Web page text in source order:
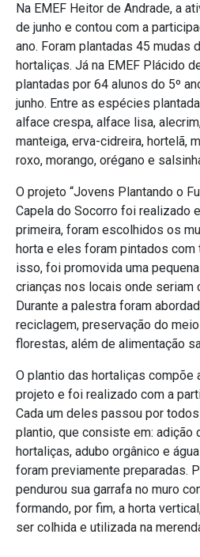
Na EMEF Heitor de Andrade, a
de junho e contou com a
ano. Foram plantadas 45
hortaliças. Já na EMEF Plácido
plantadas por 64 alunos do 5º
junho. Entre as espécies
alface crespa, alface lisa,
manteiga, erva-cidreira, hortelã,
roxo, morango, orégano e
O projeto “Jovens Plantando o
Capela do Socorro foi realizado
primeira, foram escolhidos os
horta e eles foram pintados com
isso, foi promovida uma
crianças nos locais onde seriam
Durante a palestra foram
reciclagem, preservação do
florestas, além de alimentação
O plantio das hortaliças compõe
projeto e foi realizado com a
Cada um deles passou por
plantio, que consiste em: adição
hortaliças, adubo orgânico e
foram previamente preparadas.
pendurou sua garrafa no muro
formando, por fim, a horta
ser colhida e utilizada na